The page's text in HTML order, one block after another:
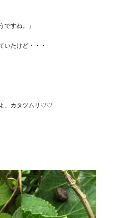
ですね。」
いたけど・・・
、カタツムリ♡♡